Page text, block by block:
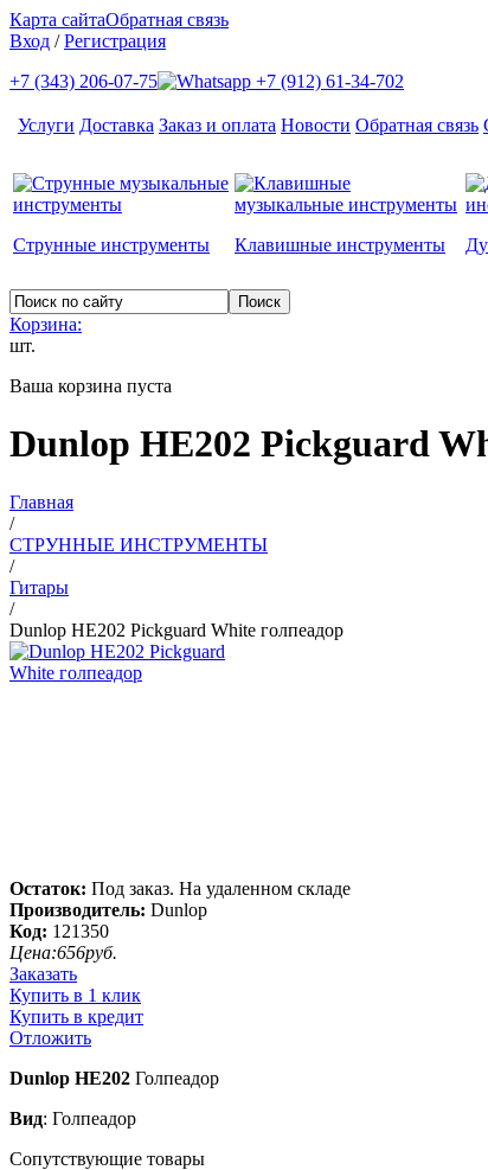
Карта сайтаОбратная связь
Вход /Регистрация
+7 (343) 206-07-75
+7 (912) 61-34-702
Услуги Доставка Заказ и оплата Новости Обратная связь
Струнные инструменты Клавишные инструменты
Корзина:
шт.
Ваша корзина пуста
Dunlop HE202 Pickguard
Главная
/
СТРУННЫЕ ИНСТРУМЕНТЫ
/
Гитары
/
Dunlop HE202 Pickguard White голпеадор
Остаток: Под заказ. На удаленном складе
Производитель: Dunlop
Код: 121350
Цена:656руб.
Заказать
Купить в 1 клик
Купить в кредит
Отложить
Dunlop HE202 Голпеадор
Вид: Голпеадор
Сопутствующие товары